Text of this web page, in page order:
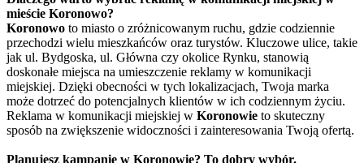
mieście Koronowo?
Koronowo to miasto o zróżnicowanym ruchu, gdzie codziennie
przechodzi wielu mieszkańców oraz turystów. Kluczowe ulice, takie
jak ul. Bydgoska, ul. Główna czy okolice Rynku, stanowią
doskonałe miejsca na umieszczenie reklamy w komunikacji
miejskiej. Dzięki obecności w tych lokalizacjach, Twoja marka
może dotrzeć do potencjalnych klientów w ich codziennym życiu.
Reklama w komunikacji miejskiej w Koronowie to skuteczny
sposób na zwiększenie widoczności i zainteresowania Twoją ofertą.
Planujesz kampanię w Koronowie? To dobry wybór.